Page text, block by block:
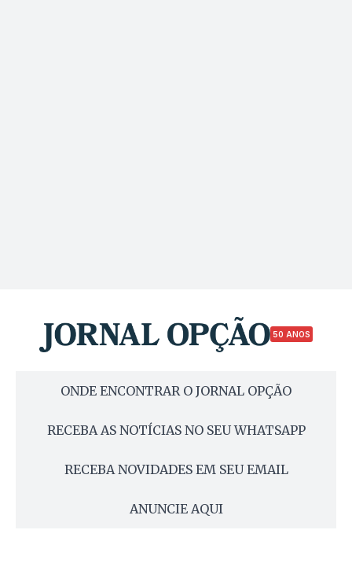
50 ANOS
ONDE ENCONTRAR O JORNAL OPÇÃO
RECEBA AS NOTÍCIAS NO SEU WHATSAPP
RECEBA NOVIDADES EM SEU EMAIL
ANUNCIE AQUI